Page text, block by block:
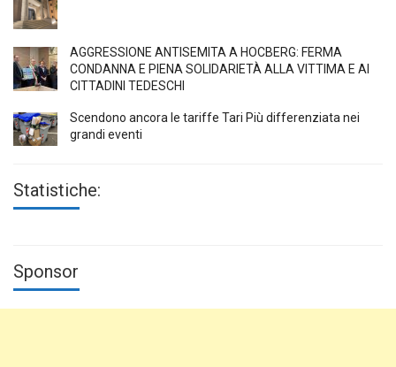
AGGRESSIONE ANTISEMITA A HÖCBERG: FERMA
CONDANNA E PIENA SOLIDARIETÀ ALLA VITTIMA E AI
CITTADINI TEDESCHI
Scendono ancora le tariffe Tari Più differenziata nei
grandi eventi
Statistiche:
Sponsor